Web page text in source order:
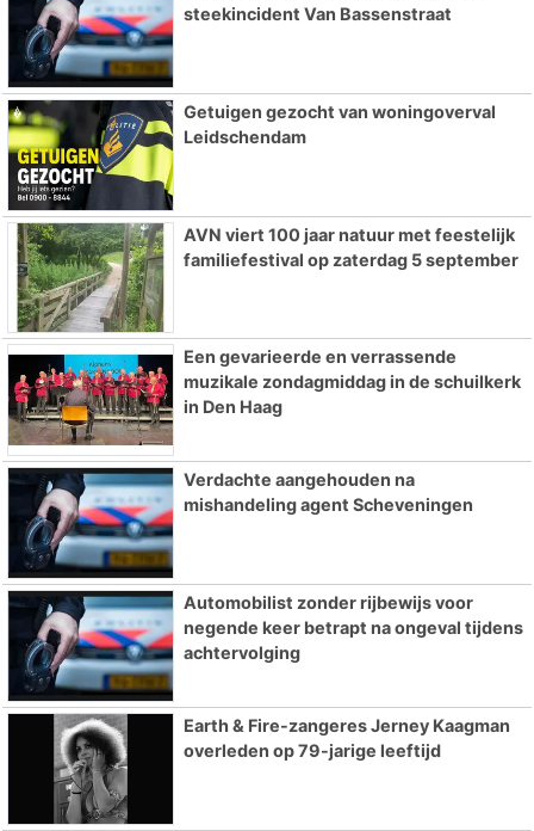
steekincident Van Bassenstraat
Getuigen gezocht van woningoverval
Leidschendam
AVN viert 100 jaar natuur met feestelijk
familiefestival op zaterdag 5 september
Een gevarieerde en verrassende
muzikale zondagmiddag in de schuilkerk
in Den Haag
Verdachte aangehouden na
mishandeling agent Scheveningen
Automobilist zonder rijbewijs voor
negende keer betrapt na ongeval tijdens
achtervolging
Earth & Fire-zangeres Jerney Kaagman
overleden op 79-jarige leeftijd